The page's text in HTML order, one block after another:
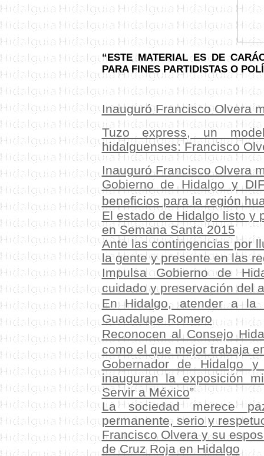
“ESTE MATERIAL ES DE
PARA FINES PARTIDISTAS O
Inauguró Francisco Olvera
Tuzo express, un
hidalguenses: Francisco
Inauguró Francisco Olvera
Gobierno de Hidalgo y
beneficios para la región
El estado de Hidalgo listo y
en Semana Santa 2015
Ante las contingencias por
la gente y presente en las
Impulsa Gobierno de
cuidado y preservación del
En Hidalgo, atender a la
Guadalupe Romero
Reconocen al Consejo
como el que mejor trabaja
Gobernador de Hidalgo
inauguran la exposición
Servir a México”
La sociedad merece
permanente, serio y
Francisco Olvera y su
de Cruz Roja en Hidalgo